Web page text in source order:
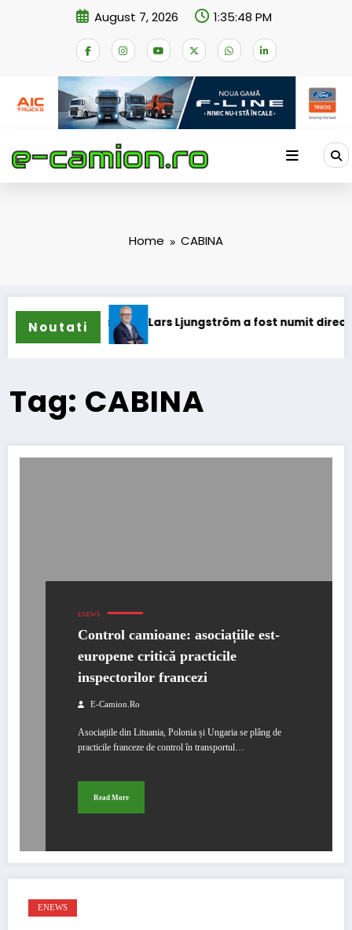
August 7, 2026 1:35:48 PM
Home CABINA
Noutati
Lars Ljungström a fost numit director general
Tag: CABINA
ENEWS
Control camioane: asociațiile est-
europene critică practicile
inspectorilor francezi
E-Camion.ro
Asociațiile din Lituania, Polonia și Ungaria se plâng de
practicile franceze de control în transportul…
Read More
ENEWS